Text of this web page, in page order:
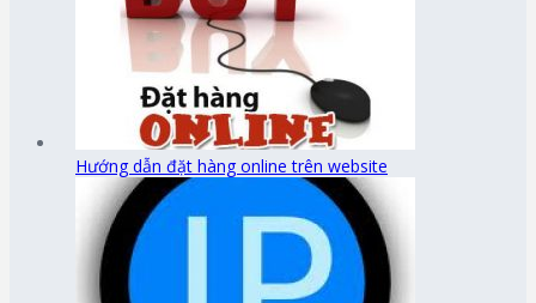
Hướng dẫn đặt hàng online trên website